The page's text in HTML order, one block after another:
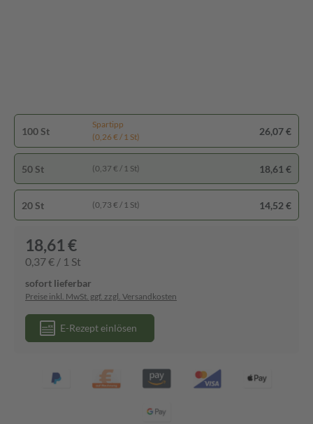
100 St
Spartipp
(0,26 € / 1 St)
26,07 €
50 St (0,37 € / 1 St) 18,61 €
20 St (0,73 € / 1 St) 14,52 €
18,61 €
0,37 € / 1 St
sofort lieferbar
Preise inkl. MwSt. ggf. zzgl. Versandkosten
E-Rezept einlösen